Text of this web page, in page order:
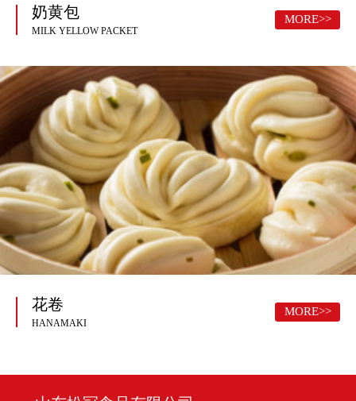
奶黄包
MILK YELLOW PACKET
MORE>>
花卷
HANAMAKI
MORE>>